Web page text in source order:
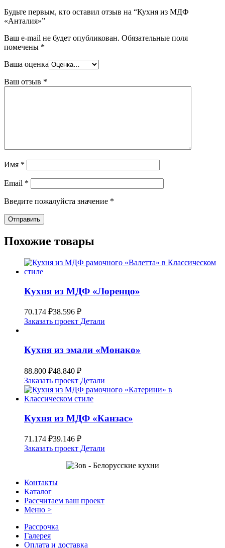
Будьте первым, кто оставил отзыв на “Кухня из МДФ
«Анталия»”
Ваш e-mail не будет опубликован. Обязательные поля
помечены *
Ваша оценка
Ваш отзыв *
Имя *
Email *
Введите пожалуйста значение *
Похожие товары
Кухня из МДФ «Лоренцо»
70.174 ₽38.596 ₽
Заказать проект Детали
Кухня из эмали «Монако»
88.800 ₽48.840 ₽
Заказать проект Детали
Кухня из МДФ «Канзас»
71.174 ₽39.146 ₽
Заказать проект Детали
Контакты
Каталог
Рассчитаем ваш проект
Меню >
Рассрочка
Галерея
Оплата и доставка